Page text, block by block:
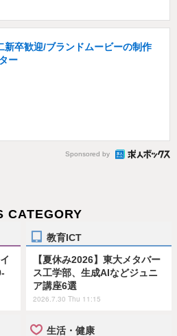
新卒歓迎/ブランドムービーの制作
ー
Sponsored by
CATEGORY
教育ICT
【夏休み2026】東大メタバー
ス工学部、生成AIなどジュニ
ア講座6選
2026.7.30 Thu 11:15
生活・健康